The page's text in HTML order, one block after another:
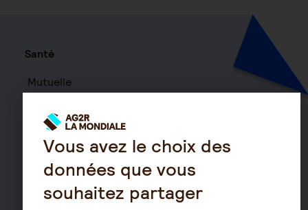
Santé
Mutuelle
Mutuelle TNS
Mutuelle Entreprise
Surcomplémentaire
Mutuelle non responsable
Prévoyance
Vous avez le choix des
données que vous
souhaitez partager